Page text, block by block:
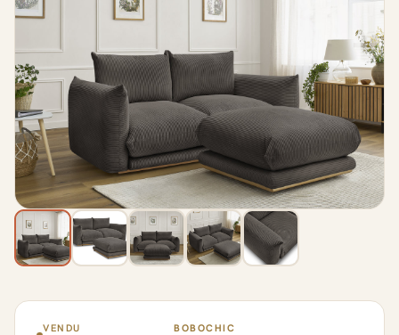
VENDU
BOBOCHIC